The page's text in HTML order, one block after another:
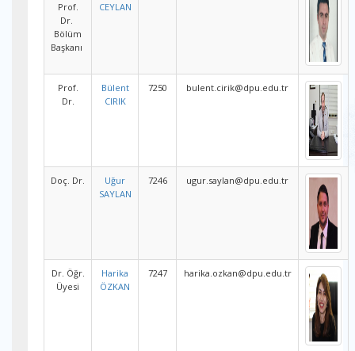
Prof.
Dr.
Bölüm
Başkanı
CEYLAN
Prof.
Dr.
Bülent
CIRIK
7250 bulent.cirik@dpu.edu.tr
Doç. Dr.
Uğur
SAYLAN
7246 ugur.saylan@dpu.edu.tr
Dr. Öğr.
Üyesi
Harika
ÖZKAN
7247 harika.ozkan@dpu.edu.tr